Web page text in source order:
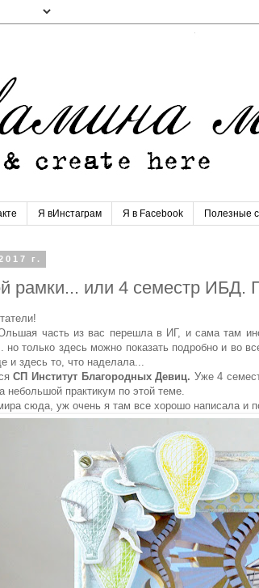
Я вИнстаграм Я в Facebook Полезные
г.
рамки... или 4 семестр ИБД.
часть из вас перешла в ИГ, и сама там
но только здесь можно показать подробно и во
и здесь то, что наделала...
СП Институт Благородных Девиц. Уже 4
небольшой практикум по этой теме.
сюда, уж очень я там все хорошо написала